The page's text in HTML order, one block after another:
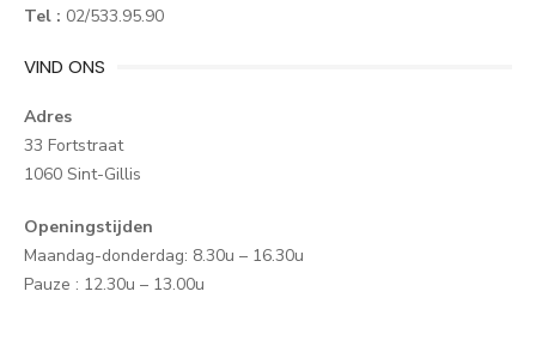
Tel : 02/533.95.90
VIND ONS
Adres
33 Fortstraat
1060 Sint-Gillis
Openingstijden
Maandag-donderdag: 8.30u – 16.30u
Pauze : 12.30u – 13.00u